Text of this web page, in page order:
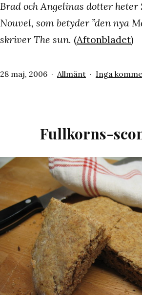
Brad och Angelinas dotter heter
Nouvel, som betyder ”den nya
skriver The sun. (Aftonbladet)
Publicerat
28 maj, 2006
Kategoriserat
Allmänt Inga
Fullkorns-